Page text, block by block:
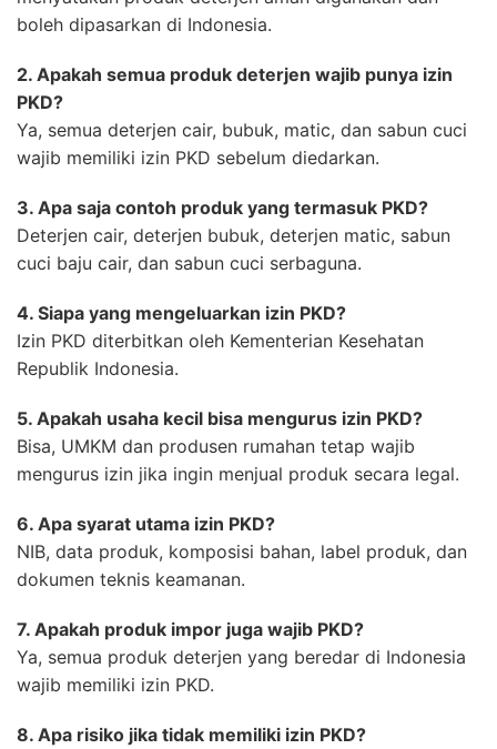
boleh dipasarkan di Indonesia.
2. Apakah semua produk deterjen wajib punya izin
PKD?
Ya, semua deterjen cair, bubuk, matic, dan sabun cuci
wajib memiliki izin PKD sebelum diedarkan.
3. Apa saja contoh produk yang termasuk PKD?
Deterjen cair, deterjen bubuk, deterjen matic, sabun
cuci baju cair, dan sabun cuci serbaguna.
4. Siapa yang mengeluarkan izin PKD?
Izin PKD diterbitkan oleh Kementerian Kesehatan
Republik Indonesia.
5. Apakah usaha kecil bisa mengurus izin PKD?
Bisa, UMKM dan produsen rumahan tetap wajib
mengurus izin jika ingin menjual produk secara legal.
6. Apa syarat utama izin PKD?
NIB, data produk, komposisi bahan, label produk, dan
dokumen teknis keamanan.
7. Apakah produk impor juga wajib PKD?
Ya, semua produk deterjen yang beredar di Indonesia
wajib memiliki izin PKD.
8. Apa risiko jika tidak memiliki izin PKD?